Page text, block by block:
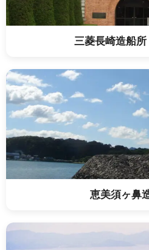
三菱長崎造船
恵美須ヶ鼻